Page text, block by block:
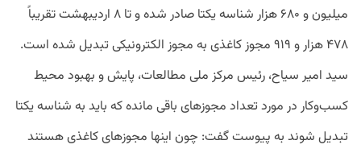
میلیون و ۶۸۰ هزار شناسه یکتا صادر شده و تا ۸ اردیبهشت تقریباً
۴۷۸ هزار و ۹۱۹ مجوز کاغذی به مجوز الکترونیکی تبدیل شده است.
سید امیر سیاح، رئیس مرکز ملی مطالعات، پایش و بهبود محیط
کسب‌وکار در مورد تعداد مجوزهای باقی مانده که باید به شناسه یکتا
تبدیل شوند به پیوست گفت: چون اینها مجوزهای کاغذی هستند